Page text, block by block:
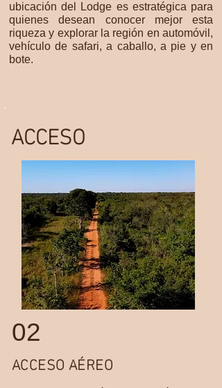
ubicación del Lodge es estratégica para
quienes desean conocer mejor esta
riqueza y explorar la región en automóvil,
vehículo de safari, a caballo, a pie y en
bote.
ACCESO
02
ACCESO AÉREO